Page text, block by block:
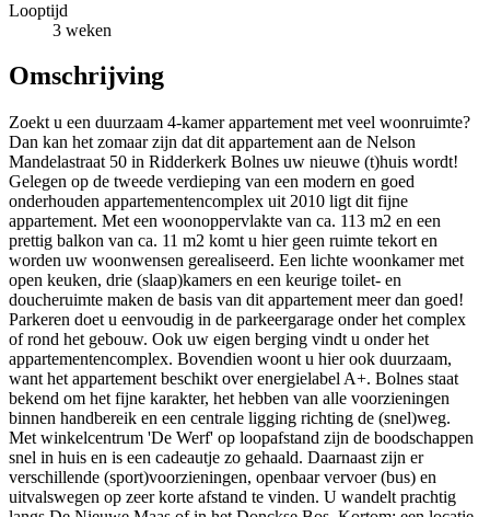
Looptijd
3 weken
Omschrijving
Zoekt u een duurzaam 4-kamer appartement met veel woonruimte?
Dan kan het zomaar zijn dat dit appartement aan de Nelson
Mandelastraat 50 in Ridderkerk Bolnes uw nieuwe (t)huis wordt!
Gelegen op de tweede verdieping van een modern en goed
onderhouden appartementencomplex uit 2010 ligt dit fijne
appartement. Met een woonoppervlakte van ca. 113 m2 en een
prettig balkon van ca. 11 m2 komt u hier geen ruimte tekort en
worden uw woonwensen gerealiseerd. Een lichte woonkamer met
open keuken, drie (slaap)kamers en een keurige toilet- en
doucheruimte maken de basis van dit appartement meer dan goed!
Parkeren doet u eenvoudig in de parkeergarage onder het complex
of rond het gebouw. Ook uw eigen berging vindt u onder het
appartementencomplex. Bovendien woont u hier ook duurzaam,
want het appartement beschikt over energielabel A+. Bolnes staat
bekend om het fijne karakter, het hebben van alle voorzieningen
binnen handbereik en een centrale ligging richting de (snel)weg.
Met winkelcentrum 'De Werf' op loopafstand zijn de boodschappen
snel in huis en is een cadeautje zo gehaald. Daarnaast zijn er
verschillende (sport)voorzieningen, openbaar vervoer (bus) en
uitvalswegen op zeer korte afstand te vinden. U wandelt prachtig